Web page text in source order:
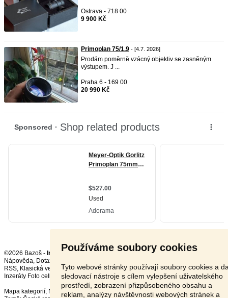
Používáme soubory cookies
Tyto webové stránky používají soubory cookies a
sledovací nástroje s cílem vylepšení uživatelského
prostředí, zobrazení přizpůsobeného obsahu a
reklam, analýzy návštěvnosti webových stránek a
Ostrava - 718 00
9 900 Kč
Primoplan 75/1.9 - [4.7. 2026]
Prodám poměrně vzácný objektiv se zasněným
výstupem. J ...
Praha 6 - 169 00
20 990 Kč
©2026 Bazoš - Inzerce, Bazar
Nápověda, Dotazy
RSS,
Inzeráty Foto celkem:11920, za 24 hodin: 377
Mapa kategorií, Nejvyhledávanější výrazy